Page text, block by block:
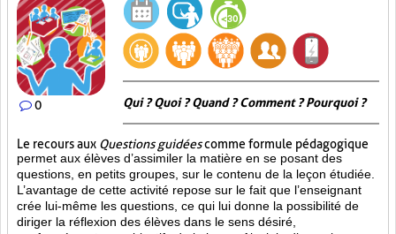
0 Qui ? Quoi ? Quand ? Comment ? Pourquoi ?
Le recours aux Questions guidéescomme formule pédagogique
permet aux élèves d’assimiler la matière en se posant des
questions, en petits groupes, sur le contenu de la leçon étudiée.
L’avantage de cette activité repose sur le fait que l’enseignant
crée lui-même les questions, ce qui lui donne la possibilité de
diriger la réflexion des élèves dans le sens désiré,